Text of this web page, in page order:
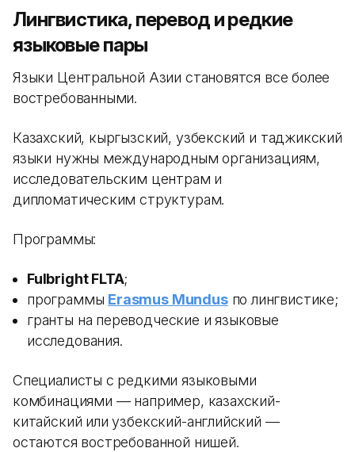
Лингвистика, перевод и редкие
языковые пары
Языки Центральной Азии становятся все более
востребованными.
Казахский, кыргызский, узбекский и таджикский
языки нужны международным организациям,
исследовательским центрам и
дипломатическим структурам.
Программы:
Fulbright FLTA;
программы Erasmus Mundusпо лингвистике;
гранты на переводческие и языковые
исследования.
Специалисты с редкими языковыми
комбинациями — например, казахский-
китайский или узбекский-английский —
остаются востребованной нишей.